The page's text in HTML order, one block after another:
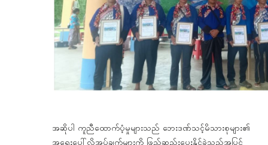
အဆိုပါ ကူညီထောက်ပံ့မှုများသည် ဘေးဒဏ်သင့်မိသားစုများ၏